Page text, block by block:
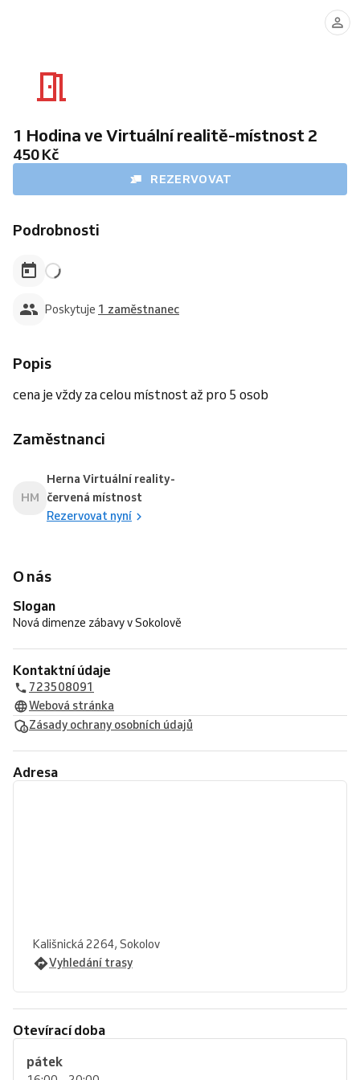
1 Hodina ve Virtuální realitě-místnost 2
450 Kč
REZERVOVAT
Podrobnosti
Poskytuje 1 zaměstnanec
Popis
cena je vždy za celou místnost až pro 5 osob
Zaměstnanci
HM
místnost
Herna Virtuální reality-
červená místnost
Rezervovat nyní
O nás
Slogan
Nová dimenze zábavy v Sokolově
Kontaktní údaje
723508091
Webová stránka
Zásady ochrany osobních údajů
Adresa
Kališnická 2264, Sokolov
Vyhledání trasy
Otevírací doba
pátek